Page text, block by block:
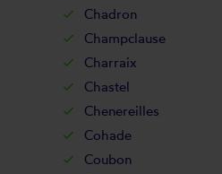
Chadron
Champclause
Charraix
Chastel
Chenereilles
Cohade
Coubon